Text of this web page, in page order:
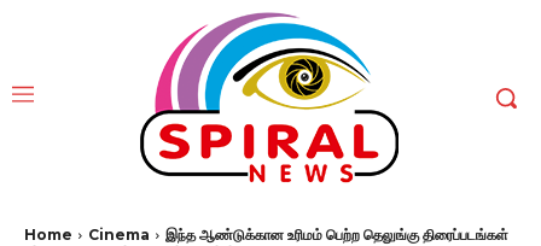
Home Cinema
இந்த ஆண்டுக்கான உரிமம் பெற்ற தெலுங்கு திரைப்படங்கள்